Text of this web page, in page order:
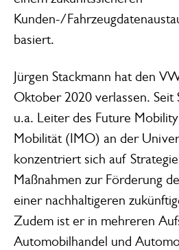
Kunden-/
basiert.
Jürgen Stackmann hat den
Oktober 2020 verlassen. Seit
u.a. Leiter des Future
Mobilität (IMO) an der
konzentriert sich auf
Maßnahmen zur Förderung
einer nachhaltigeren
Zudem ist er in mehreren
Automobilhandel und